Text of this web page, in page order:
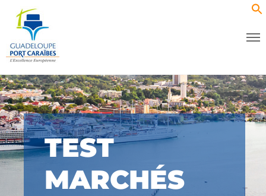
TEST
MARCHÉS